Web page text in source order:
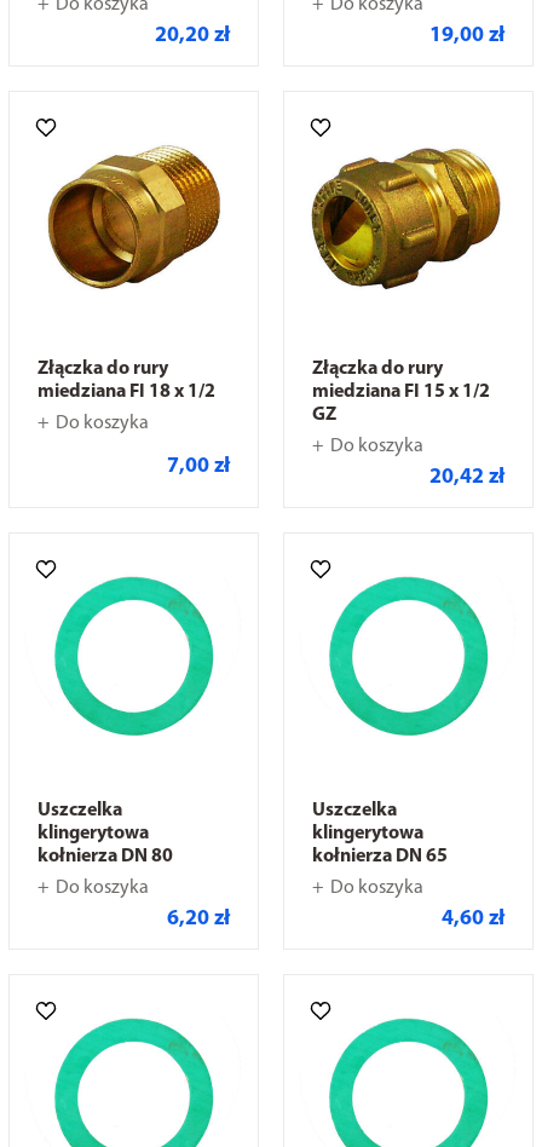
Do koszyka
20,20 zł
Do koszyka
19,00 zł
Złączka do rury
miedziana FI 18 x 1/2
Do koszyka
7,00 zł
Złączka do rury
miedziana FI 15 x 1/2
GZ
Do koszyka
20,42 zł
Uszczelka
klingerytowa
kołnierza DN 80
Do koszyka
6,20 zł
Uszczelka
klingerytowa
kołnierza DN 65
Do koszyka
4,60 zł